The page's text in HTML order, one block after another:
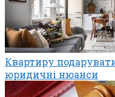
Квартиру
юридичні нюанси